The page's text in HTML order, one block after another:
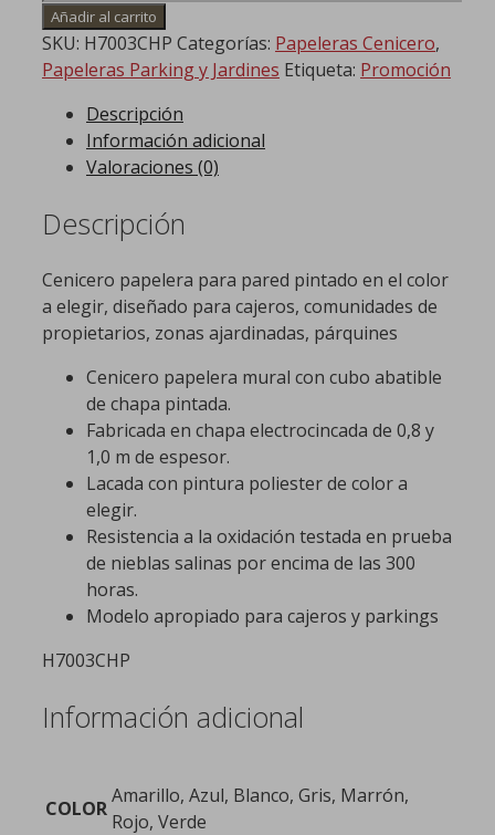
Añadir al carrito
SKU: H7003CHP Categorías: Papeleras Cenicero,
Papeleras Parking y Jardines Etiqueta: Promoción
Descripción
Información adicional
Valoraciones (0)
Descripción
Cenicero papelera para pared pintado en el color
a elegir, diseñado para cajeros, comunidades de
propietarios, zonas ajardinadas, párquines
Cenicero papelera mural con cubo abatible
de chapa pintada.
Fabricada en chapa electrocincada de 0,8 y
1,0 m de espesor.
Lacada con pintura poliester de color a
elegir.
Resistencia a la oxidación testada en prueba
de nieblas salinas por encima de las 300
horas.
Modelo apropiado para cajeros y parkings
H7003CHP
Información adicional
COLOR
Amarillo, Azul, Blanco, Gris, Marrón,
Rojo, Verde